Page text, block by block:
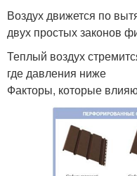
Воздух движется по
двух простых законов
Теплый воздух
где давления ниже
Факторы, которые